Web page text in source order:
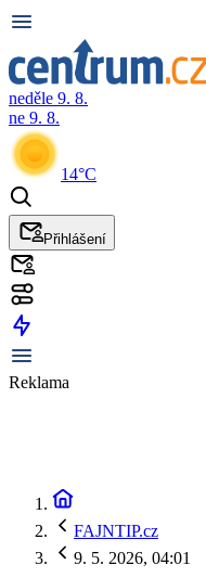
neděle 9. 8.
ne 9. 8.
14°C
Přihlášení
Reklama
FAJNTIP.cz
9. 5. 2026, 04:01